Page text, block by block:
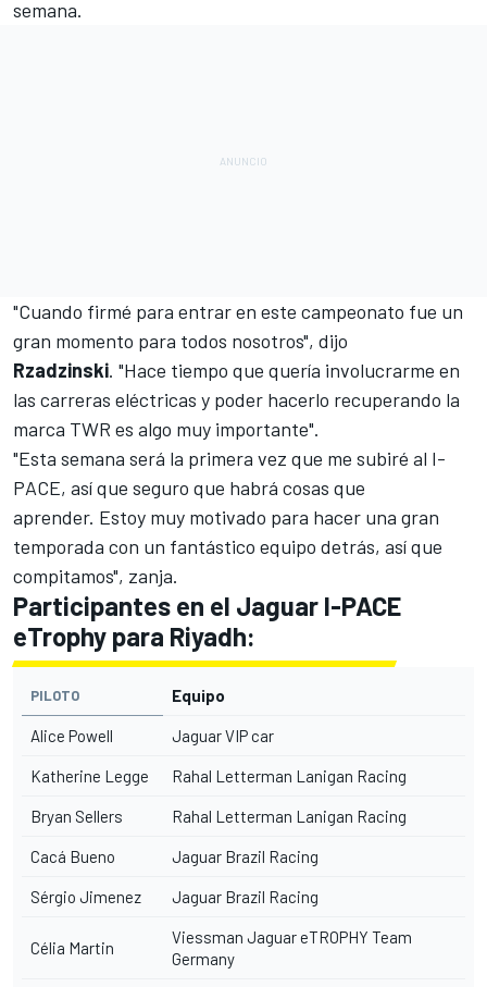
semana.
"Cuando firmé para entrar en este campeonato fue un
gran momento para todos nosotros", dijo
Rzadzinski. "Hace tiempo que quería involucrarme en
las carreras eléctricas y poder hacerlo recuperando la
marca TWR es algo muy importante".
"Esta semana será la primera vez que me subiré al I-
PACE, así que seguro que habrá cosas que
aprender. Estoy muy motivado para hacer una gran
temporada con un fantástico equipo detrás, así que
compitamos", zanja.
Participantes en el Jaguar I-PACE
eTrophy para Riyadh:
PILOTO Equipo
Alice Powell Jaguar VIP car
Katherine Legge Rahal Letterman Lanigan Racing
Bryan Sellers Rahal Letterman Lanigan Racing
Cacá Bueno Jaguar Brazil Racing
Sérgio Jimenez Jaguar Brazil Racing
Célia Martin
Viessman Jaguar eTROPHY Team
Germany